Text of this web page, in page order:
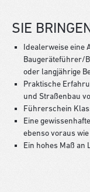
SIE
Idealerweise eine
Baugeräteführer/
oder langjährige
Praktische
und Straßenbau
Führerschein
Eine
ebenso voraus
Ein hohes Maß an